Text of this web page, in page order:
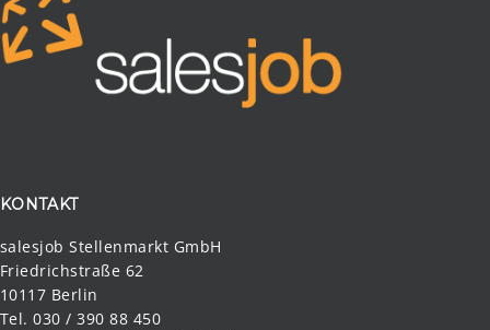
KONTAKT
salesjob Stellenmarkt GmbH
Friedrichstraße 62
10117 Berlin
Tel. 030 / 390 88 450